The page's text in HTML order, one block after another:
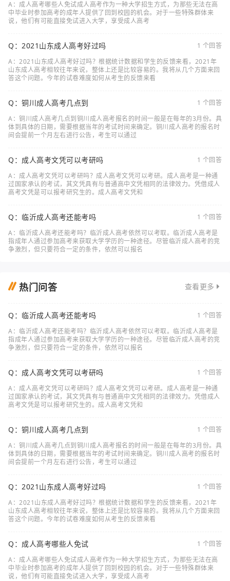
A：成人高考哪些人免试成人高考作为一种大学招生方式，为那些无法在高
中毕业时参加高考的成年人提供了回到校园的机会。对于一些特殊群体来
说，他们有可能直接免试进入大学，享受成人高考
Q：2021山东成人高考好过吗
1 个回答
A：2021山东成人高考好过吗？根据统计数据和学生的反馈来看，2021年
山东成人高考相较往年来说，整体上还是比较容易的。我将从几个方面来回
答这个问题。今年的试卷难度如何从考生的反馈来看
Q：铜川成人高考几点到
1 个回答
A：铜川成人高考几点到铜川成人高考报名的时间一般是在每年的3月份。具
体到具体的日期，需要根据当年的考试时间来确定。铜川成人高考的报名时
间会提前一个月左右进行公告，考生可以通过
Q：成人高考文凭可以考研吗
1 个回答
A：成人高考文凭可以考研吗？成人高考文凭可以考研。成人高考是一种通
过国家承认的考试，其文凭具有与普通高中文凭相同的法律效力。凭借成人
高考文凭是可以报考研究生的。成人高考文凭和
Q：临沂成人高考还能考吗
1 个回答
A：临沂成人高考还能考吗？临沂成人高考依然可以考取。临沂成人高考是
指成年人通过参加高考来获取大学学历的一种途径。尽管临沂成人高考的竞
争激烈，但只要符合一定的条件，依然可以报名
热门问答 查看更多
Q：临沂成人高考还能考吗
1 个回答
A：临沂成人高考还能考吗？临沂成人高考依然可以考取。临沂成人高考是
指成年人通过参加高考来获取大学学历的一种途径。尽管临沂成人高考的竞
争激烈，但只要符合一定的条件，依然可以报名
Q：成人高考文凭可以考研吗
1 个回答
A：成人高考文凭可以考研吗？成人高考文凭可以考研。成人高考是一种通
过国家承认的考试，其文凭具有与普通高中文凭相同的法律效力。凭借成人
高考文凭是可以报考研究生的。成人高考文凭和
Q：铜川成人高考几点到
1 个回答
A：铜川成人高考几点到铜川成人高考报名的时间一般是在每年的3月份。具
体到具体的日期，需要根据当年的考试时间来确定。铜川成人高考的报名时
间会提前一个月左右进行公告，考生可以通过
Q：2021山东成人高考好过吗
1 个回答
A：2021山东成人高考好过吗？根据统计数据和学生的反馈来看，2021年
山东成人高考相较往年来说，整体上还是比较容易的。我将从几个方面来回
答这个问题。今年的试卷难度如何从考生的反馈来看
Q：成人高考哪些人免试
1 个回答
A：成人高考哪些人免试成人高考作为一种大学招生方式，为那些无法在高
中毕业时参加高考的成年人提供了回到校园的机会。对于一些特殊群体来
说，他们有可能直接免试进入大学，享受成人高考